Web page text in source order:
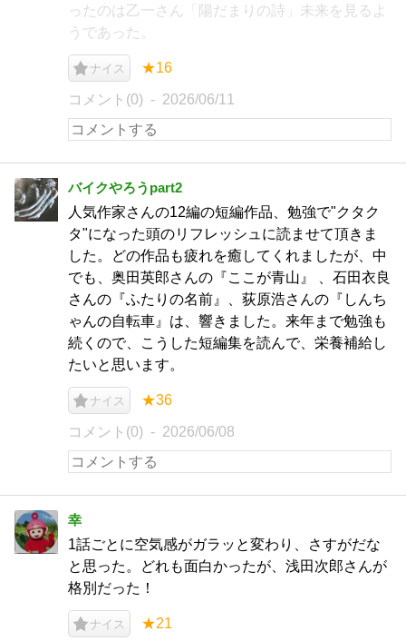
ったのは乙一さん「陽だまりの詩」未来を見るよ
うであった。
ナイス ★16
コメント(0) 2026/06/11
バイクやろうpart2
人気作家さんの12編の短編作品、勉強で"クタク
タ"になった頭のリフレッシュに読ませて頂きま
した。どの作品も疲れを癒してくれましたが、中
でも、奥田英郎さんの『ここが青山』 、石田衣良
さんの『ふたりの名前』、荻原浩さんの『しんち
ゃんの自転車』は、響きました。来年まで勉強も
続くので、こうした短編集を読んで、栄養補給し
たいと思います。
ナイス ★36
コメント(0) 2026/06/08
幸
1話ごとに空気感がガラッと変わり、さすがだな
と思った。どれも面白かったが、浅田次郎さんが
格別だった！
ナイス ★21